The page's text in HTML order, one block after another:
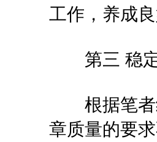
工作，养成
第三 稳定
根据笔者
章质量的要